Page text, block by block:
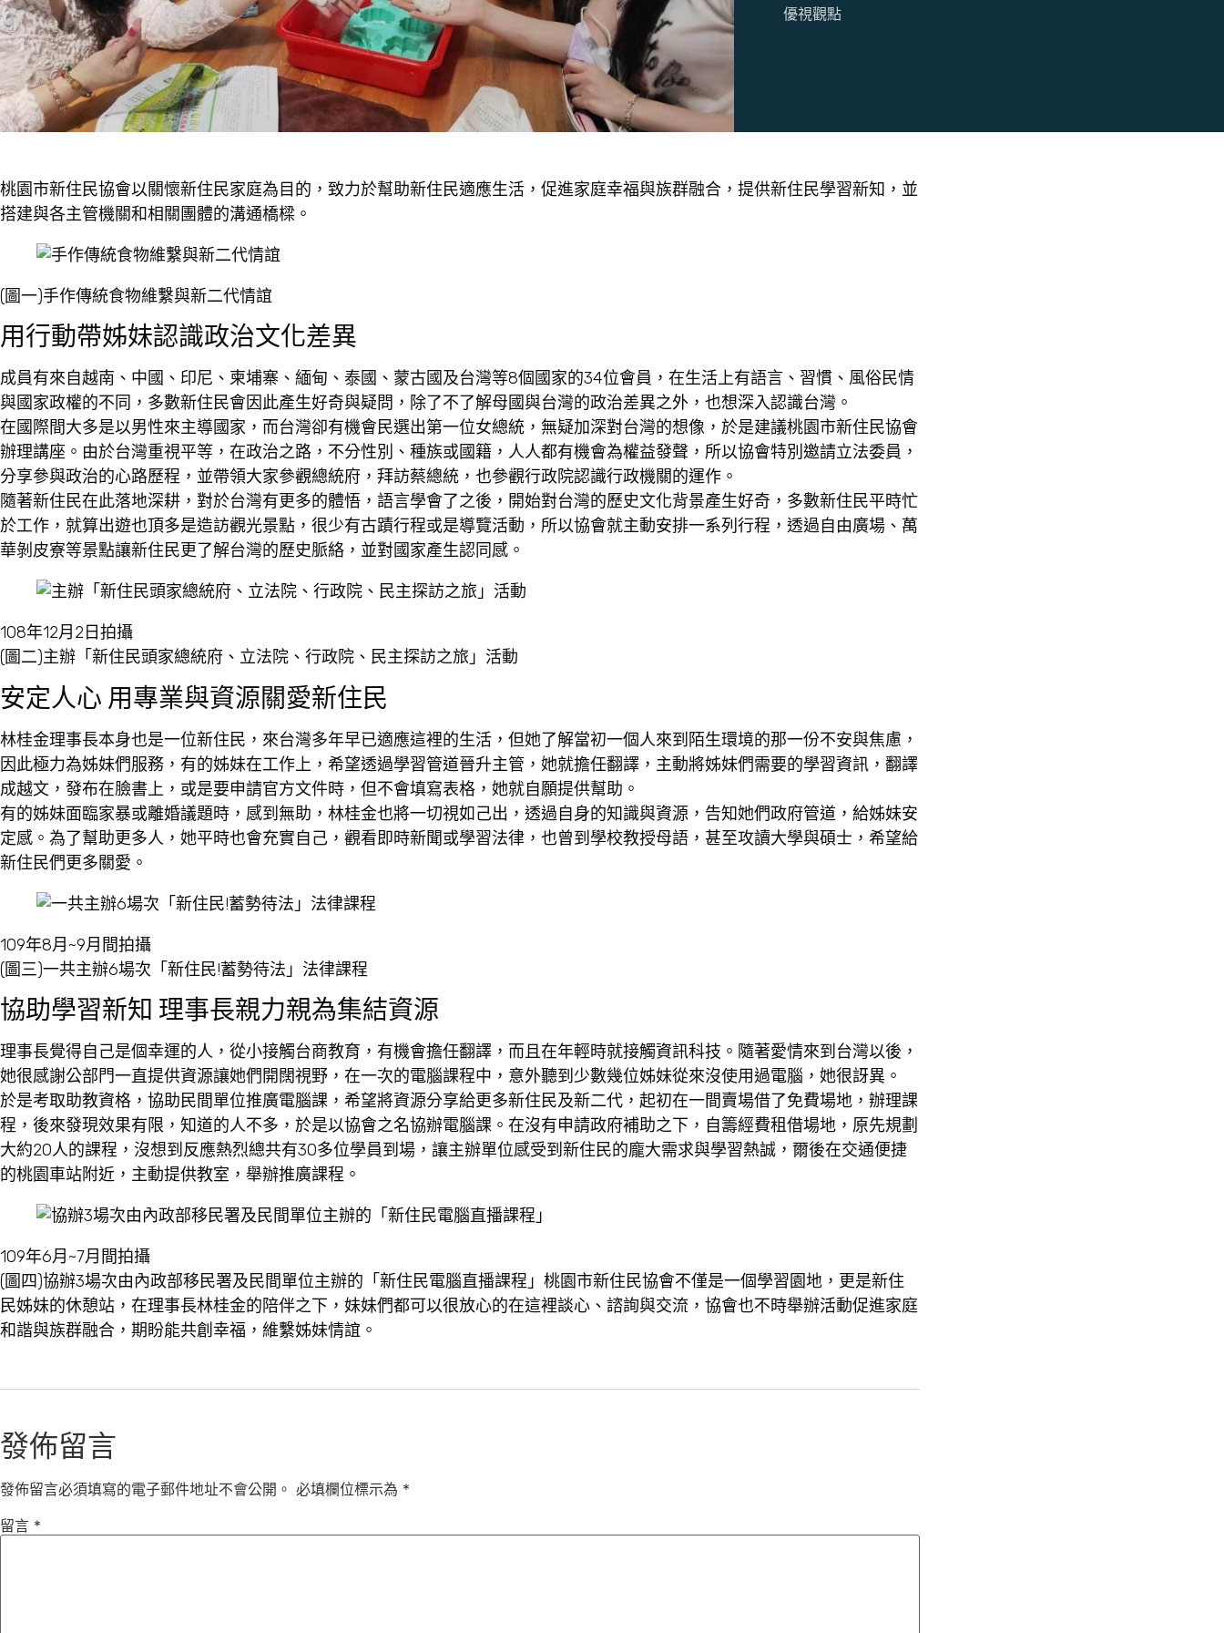
優視觀點
桃園市新住民協會以關懷新住民家庭為目的，致力於幫助新住民適應生活，促進家庭幸福與族群融合，提供新住民學習新知，並
搭建與各主管機關和相關團體的溝通橋樑。
(圖一)手作傳統食物維繫與新二代情誼
用行動帶姊妹認識政治文化差異
成員有來自越南、中國、印尼、柬埔寨、緬甸、泰國、蒙古國及台灣等8個國家的34位會員，在生活上有語言、習慣、風俗民情
與國家政權的不同，多數新住民會因此產生好奇與疑問，除了不了解母國與台灣的政治差異之外，也想深入認識台灣。
在國際間大多是以男性來主導國家，而台灣卻有機會民選出第一位女總統，無疑加深對台灣的想像，於是建議桃園市新住民協會
辦理講座。由於台灣重視平等，在政治之路，不分性別、種族或國籍，人人都有機會為權益發聲，所以協會特別邀請立法委員，
分享參與政治的心路歷程，並帶領大家參觀總統府，拜訪蔡總統，也參觀行政院認識行政機關的運作。
隨著新住民在此落地深耕，對於台灣有更多的體悟，語言學會了之後，開始對台灣的歷史文化背景產生好奇，多數新住民平時忙
於工作，就算出遊也頂多是造訪觀光景點，很少有古蹟行程或是導覽活動，所以協會就主動安排一系列行程，透過自由廣場、萬
華剝皮寮等景點讓新住民更了解台灣的歷史脈絡，並對國家產生認同感。
108年12月2日拍攝
(圖二)主辦「新住民頭家總統府、立法院、行政院、民主探訪之旅」活動
安定人心 用專業與資源關愛新住民
林桂金理事長本身也是一位新住民，來台灣多年早已適應這裡的生活，但她了解當初一個人來到陌生環境的那一份不安與焦慮，
因此極力為姊妹們服務，有的姊妹在工作上，希望透過學習管道晉升主管，她就擔任翻譯，主動將姊妹們需要的學習資訊，翻譯
成越文，發布在臉書上，或是要申請官方文件時，但不會填寫表格，她就自願提供幫助。
有的姊妹面臨家暴或離婚議題時，感到無助，林桂金也將一切視如己出，透過自身的知識與資源，告知她們政府管道，給姊妹安
定感。為了幫助更多人，她平時也會充實自己，觀看即時新聞或學習法律，也曾到學校教授母語，甚至攻讀大學與碩士，希望給
新住民們更多關愛。
109年8月~9月間拍攝
(圖三)一共主辦6場次「新住民!蓄勢待法」法律課程
協助學習新知 理事長親力親為集結資源
理事長覺得自己是個幸運的人，從小接觸台商教育，有機會擔任翻譯，而且在年輕時就接觸資訊科技。隨著愛情來到台灣以後，
她很感謝公部門一直提供資源讓她們開闊視野，在一次的電腦課程中，意外聽到少數幾位姊妹從來沒使用過電腦，她很訝異。
於是考取助教資格，協助民間單位推廣電腦課，希望將資源分享給更多新住民及新二代，起初在一間賣場借了免費場地，辦理課
程，後來發現效果有限，知道的人不多，於是以協會之名協辦電腦課。在沒有申請政府補助之下，自籌經費租借場地，原先規劃
大約20人的課程，沒想到反應熱烈總共有30多位學員到場，讓主辦單位感受到新住民的龐大需求與學習熱誠，爾後在交通便捷
的桃園車站附近，主動提供教室，舉辦推廣課程。
109年6月~7月間拍攝
(圖四)協辦3場次由內政部移民署及民間單位主辦的「新住民電腦直播課程」桃園市新住民協會不僅是一個學習園地，更是新住
民姊妹的休憩站，在理事長林桂金的陪伴之下，妹妹們都可以很放心的在這裡談心、諮詢與交流，協會也不時舉辦活動促進家庭
和諧與族群融合，期盼能共創幸福，維繫姊妹情誼。
發佈留言
發佈留言必須填寫的電子郵件地址不會公開。 必填欄位標示為 *
留言 *